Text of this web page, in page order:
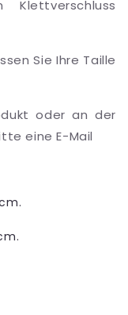
Sie Ihre Taille
oder an der
eine E-Mail